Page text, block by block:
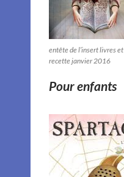
entête de l’insert livres et
recette janvier 2016
Pour enfants